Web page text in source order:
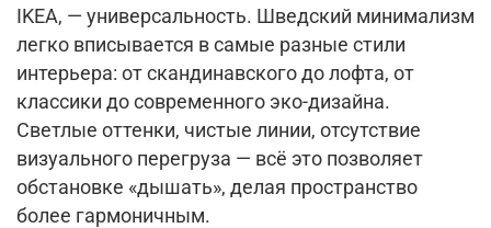
IKEA, — универсальность. Шведский минимализм
легко вписывается в самые разные стили
интерьера: от скандинавского до лофта, от
классики до современного эко-дизайна.
Светлые оттенки, чистые линии, отсутствие
визуального перегруза — всё это позволяет
обстановке «дышать», делая пространство
более гармоничным.